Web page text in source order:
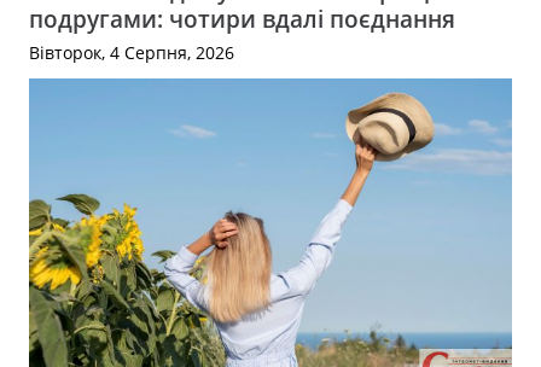
подругами: чотири вдалі поєднання
Вівторок, 4 Серпня, 2026